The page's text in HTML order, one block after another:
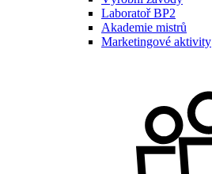
Laboratoř BP2
Akademie mistrů
Marketingové aktivity